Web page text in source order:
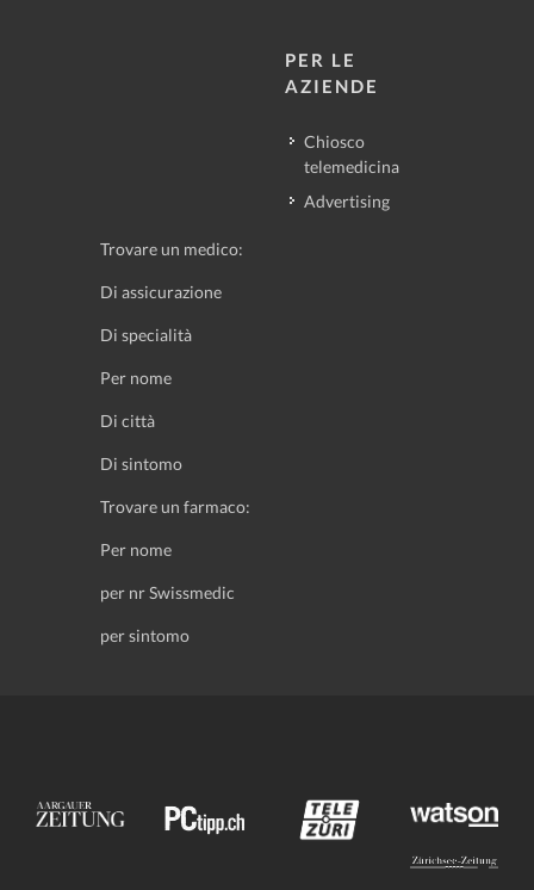
PER LE
AZIENDE
Chiosco
telemedicina
Advertising
Trovare un medico:
Di assicurazione
Di specialità
Per nome
Di città
Di sintomo
Trovare un farmaco:
Per nome
per nr Swissmedic
per sintomo